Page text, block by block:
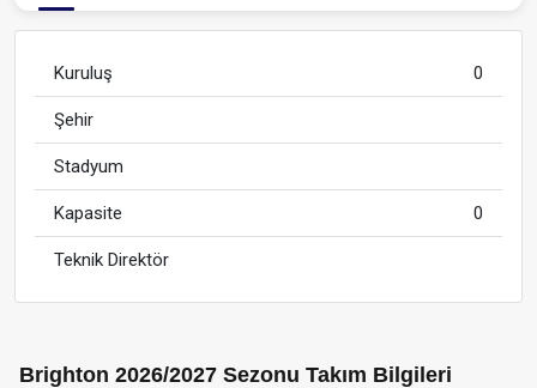
Kuruluş 0
Şehir
Stadyum
Kapasite 0
Teknik Direktör
Brighton 2026/2027 Sezonu Takım Bilgileri